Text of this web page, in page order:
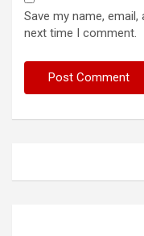
Save my name,
next time I comment.